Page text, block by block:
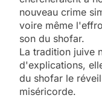
nouveau crime
voire même
son du shofar.
La tradition juive
d'explications,
du shofar le
miséricorde.